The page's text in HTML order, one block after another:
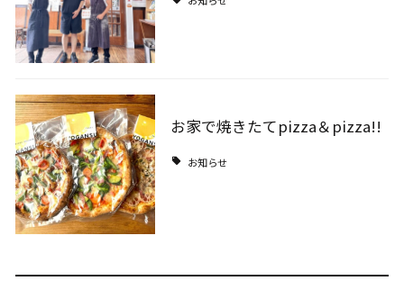
お家で焼きたてpizza＆pizza!!
お知らせ